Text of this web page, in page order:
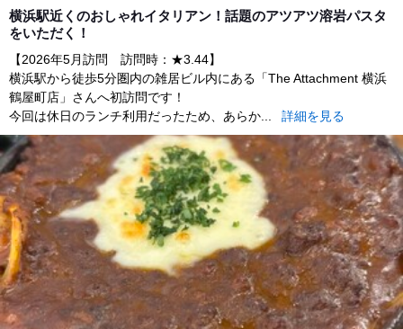
横浜駅近くのおしゃれイタリアン！話題のアツアツ溶岩パスタ
をいただく！
【2026年5月訪問 訪問時：★3.44】
横浜駅から徒歩5分圏内の雑居ビル内にある「The Attachment 横浜
鶴屋町店」さんへ初訪問です！
今回は休日のランチ利用だったため、あらか...
詳細を見る